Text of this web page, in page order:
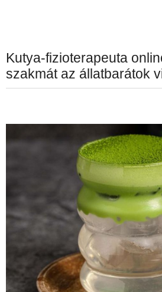
Kutya-fizioterapeuta
szakmát az állatbarátok